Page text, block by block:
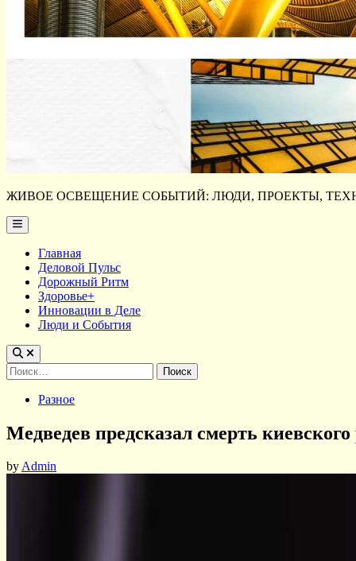
ЖИВОЕ ОСВЕЩЕНИЕ СОБЫТИЙ: ЛЮДИ, ПРОЕКТЫ,
Main
Menu
Главная
Деловой Пульс
Дорожный Ритм
Здоровье+
Инновации в Деле
Люди и События
Найти:
PostedРазное
Медведев предсказал смерть
byAdmin